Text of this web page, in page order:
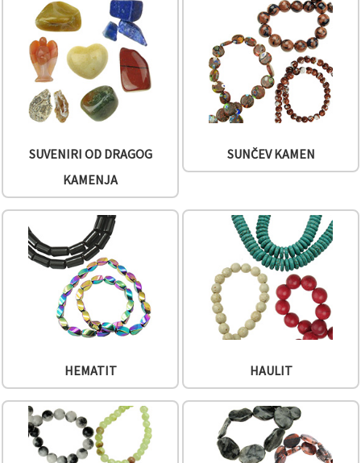
SUVENIRI OD DRAGOG
KAMENJA
SUNČEV KAMEN
HEMATIT HAULIT